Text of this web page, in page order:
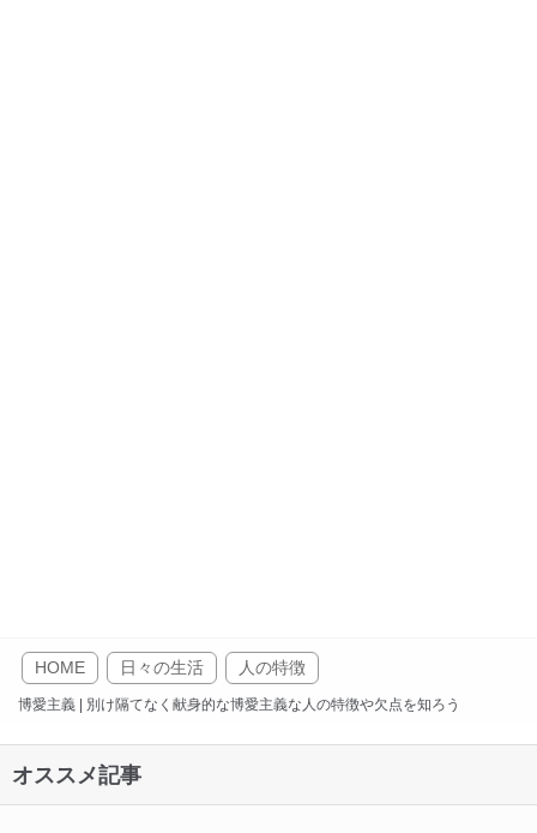
HOME 日々の生活 人の特徴
博愛主義 | 別け隔てなく献身的な博愛主義な人の特徴や欠点を知ろう
オススメ記事